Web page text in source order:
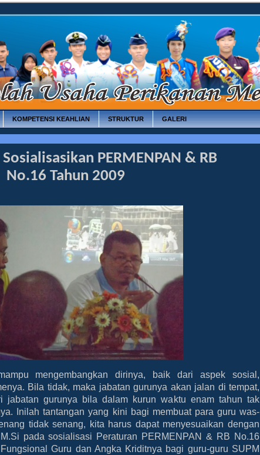
KOMPETENSI KEAHLIAN STRUKTUR GALERI
PERMENPAN & RB
No.16 Tahun 2009
mengembangkan dirinya, baik dari aspek sosial,
Bila tidak, maka jabatan gurunya akan jalan di tempat,
jabatan gurunya bila dalam kurun waktu enam tahun tak
Inilah tantangan yang kini bagi membuat para guru was-
tidak senang, kita harus dapat menyesuaikan dengan
pada sosialisasi Peraturan PERMENPAN & RB No.16
Guru dan Angka Kriditnya bagi guru-guru SUPM